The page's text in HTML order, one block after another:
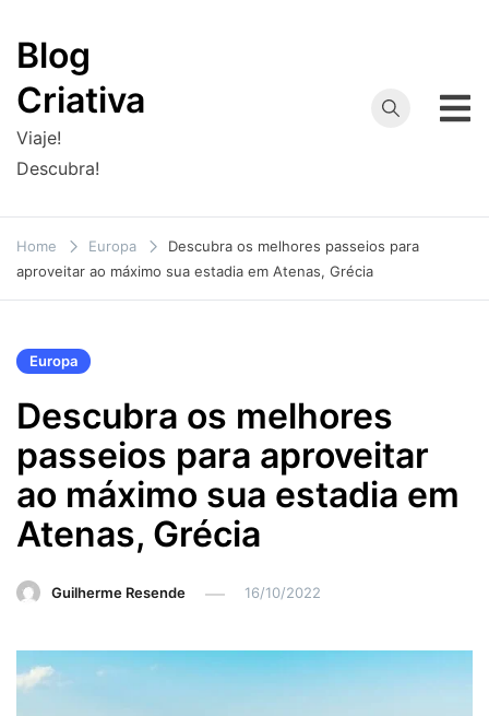
content
Blog
Criativa
Viaje!
Descubra!
Home Europa
Descubra os melhores passeios para
aproveitar ao máximo sua estadia em Atenas, Grécia
Europa
Descubra os melhores
passeios para aproveitar
ao máximo sua estadia em
Atenas, Grécia
Guilherme Resende 16/10/2022